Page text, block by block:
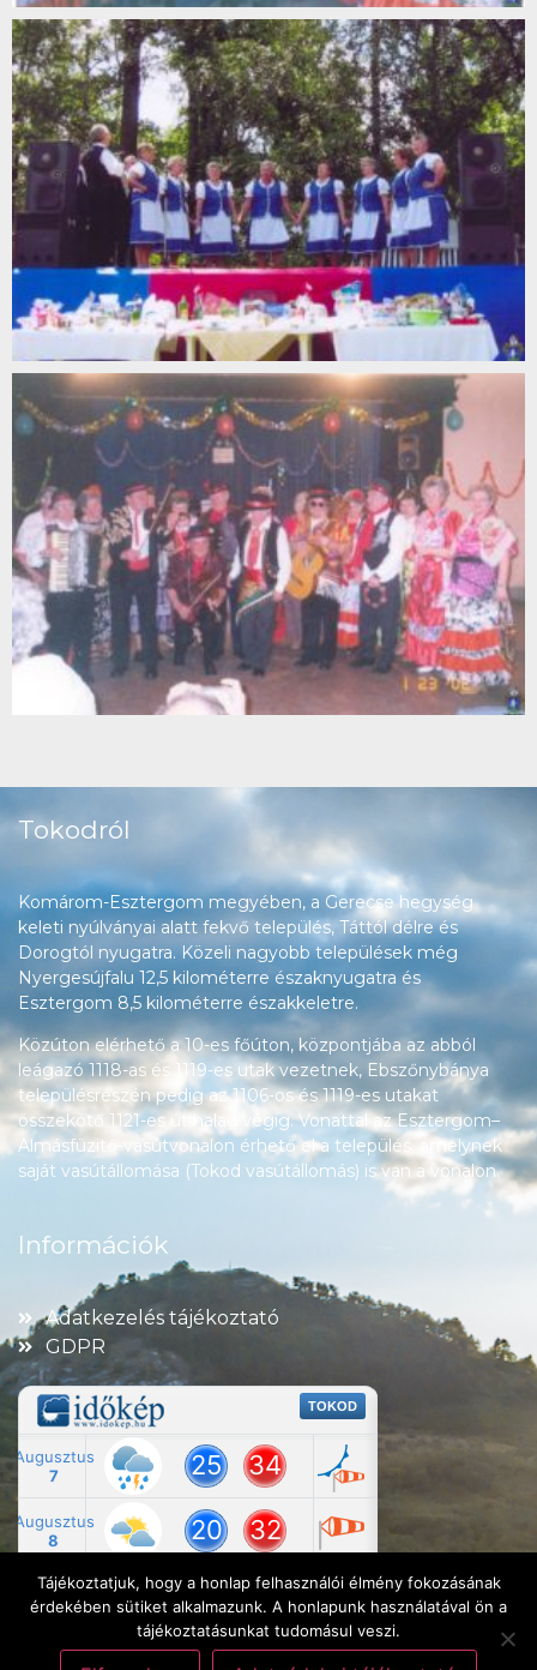
Tokodról
Komárom-Esztergom megyében, a Gerecse hegység
keleti nyúlványai alatt fekvő település, Táttól délre és
Dorogtól nyugatra. Közeli nagyobb települések még
Nyergesújfalu 12,5 kilométerre északnyugatra és
Esztergom 8,5 kilométerre északkeletre.
Közúton elérhető a 10-es főúton, központjába az abból
leágazó 1118-as és 1119-es utak vezetnek, Ebszőnybánya
településrészén pedig az 1106-os és 1119-es utakat
összekötő 1121-es út halad végig. Vonattal az Esztergom–
Almásfüzitő-vasútvonalon érhető el a település, amelynek
saját vasútállomása (Tokod vasútállomás) is van a vonalon.
Információk
Adatkezelés tájékoztató
GDPR
Tájékoztatjuk, hogy a honlap felhasználói élmény fokozásának
érdekében sütiket alkalmazunk. A honlapunk használatával ön a
tájékoztatásunkat tudomásul veszi.